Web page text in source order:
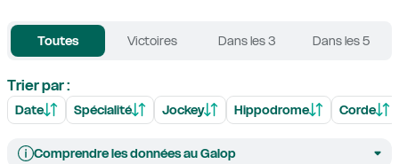
Toutes Victoires Dans les 3 Dans les 5
Trier par :
Date Spécialité Jockey Hippodrome Corde
Comprendre les données au Galop